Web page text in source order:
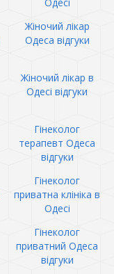
Жіночий лікар
Одеса відгуки
Жіночий лікар в
Одесі відгуки
Гінеколог
терапевт Одеса
відгуки
Гінеколог
приватна клініка в
Одесі
Гінеколог
приватний Одеса
відгуки